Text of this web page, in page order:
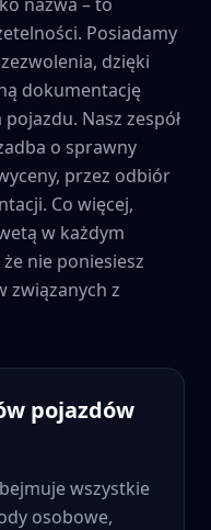
Posiadamy
dzięki
dokumentację
Nasz zespół
o sprawny
przez odbiór
Co więcej,
w każdym
nie poniesiesz
związanych z
pojazdów
wszystkie
osobowe,